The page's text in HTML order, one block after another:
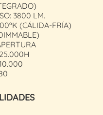
3800 LM.
(CÁLIDA-FRÍA)